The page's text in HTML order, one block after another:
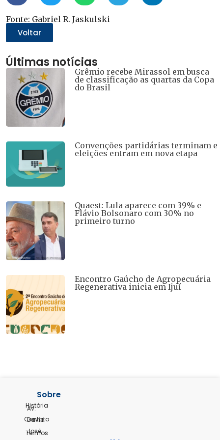
Fonte: Gabriel R. Jaskulski
Voltar
Últimas notícias
Grêmio recebe Mirassol em busca
de classificação as quartas da Copa
do Brasil
Convenções partidárias terminam e
eleições entram em nova etapa
Quaest: Lula aparece com 39% e
Flávio Bolsonaro com 30% no
primeiro turno
Encontro Gaúcho de Agropecuária
Regenerativa inicia em Ijuí
Av.
David
José
Sobre
História
Contato
Termos